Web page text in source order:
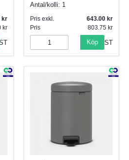
Antal/kolli: 1
Pris exkl.
643.00
Pris
803.75
Köp ST